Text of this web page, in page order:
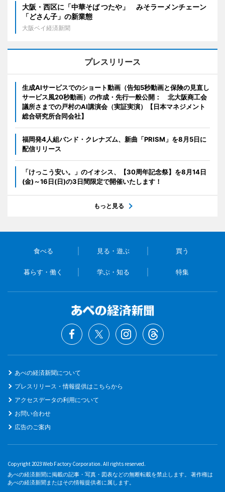
大阪・西区に「中華そば つたや」 みそラーメンチェーン
「どさん子」の新業態
大阪ベイ経済新聞
プレスリリース
生成AIサービスでのショート動画（告知5秒動画と保険の見直し
サービス風20秒動画）の作成・先行一般公開： 北大阪商工会
議所さまでの戸村のAI講演会（実証実演）【日本マネジメント
総合研究所合同会社】
福岡発4人組バンド・クレナズム、新曲「PRISM」を8月5日に
配信リリース
「けっこう安い。」のイオシス、【30周年記念祭】を8月14日
(金)～16日(日)の3日間限定で開催いたします！
もっと見る
食べる 見る・遊ぶ 買う
暮らす・働く 学ぶ・知る 特集
あべの経済新聞について
プレスリリース・情報提供はこちらから
アクセスデータの利用について
お問い合わせ
広告のご案内
Copyright 2023 Web Factory Corporation. All rights reserved.
あべの経済新聞に掲載の記事・写真・図表などの無断転載を禁止します。 著作権は
あべの経済新聞またはその情報提供者に属します。